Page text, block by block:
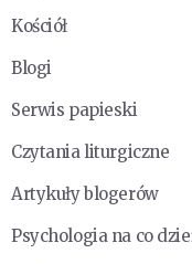
Kościół
Blogi
Serwis papieski
Czytania liturgiczne
Artykuły blogerów
Psychologia na co